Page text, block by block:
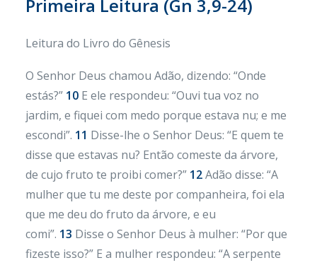
Primeira Leitura (Gn 3,9-24)
Leitura do Livro do Gênesis
O Senhor Deus chamou Adão, dizendo: “Onde
estás?” 10 E ele respondeu: “Ouvi tua voz no
jardim, e fiquei com medo porque estava nu; e me
escondi”. 11 Disse-lhe o Senhor Deus: “E quem te
disse que estavas nu? Então comeste da árvore,
de cujo fruto te proibi comer?” 12Adão disse: “A
mulher que tu me deste por companheira, foi ela
que me deu do fruto da árvore, e eu
comi”. 13 Disse o Senhor Deus à mulher: “Por que
fizeste isso?” E a mulher respondeu: “A serpente